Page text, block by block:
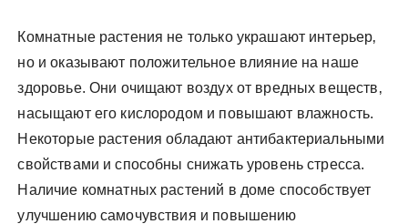
Комнатные растения не только украшают интерьер‚
но и оказывают положительное влияние на наше
здоровье. Они очищают воздух от вредных веществ‚
насыщают его кислородом и повышают влажность.
Некоторые растения обладают антибактериальными
свойствами и способны снижать уровень стресса.
Наличие комнатных растений в доме способствует
улучшению самочувствия и повышению